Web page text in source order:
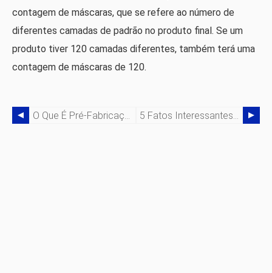
contagem de máscaras, que se refere ao número de
diferentes camadas de padrão no produto final. Se um
produto tiver 120 camadas diferentes, também terá uma
contagem de máscaras de 120.
O Que É Pré-Fabricação? Obtenha Os Fatos 5 Fatos Interessantes Sobre Máquinas De Torno